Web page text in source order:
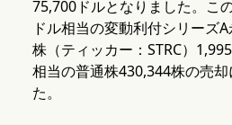
75,700ドルとなりました。こ
ドル相当の変動利付シリーズ
株（ティッカー：STRC）
相当の普通株430,344株の売
た。